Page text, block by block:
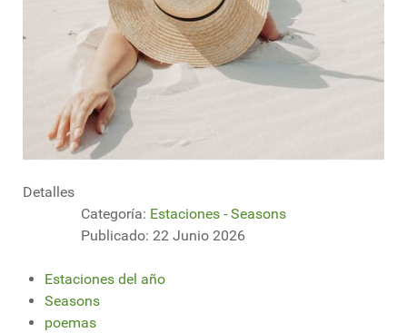
Detalles
Categoría: Estaciones - Seasons
Publicado: 22 Junio 2026
Estaciones del año
Seasons
poemas